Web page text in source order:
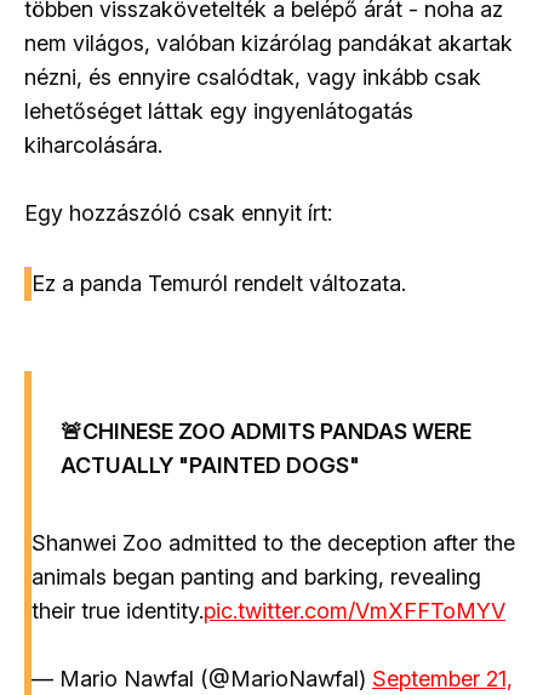
többen visszakövetelték a belépő árát - noha az
nem világos, valóban kizárólag pandákat akartak
nézni, és ennyire csalódtak, vagy inkább csak
lehetőséget láttak egy ingyenlátogatás
kiharcolására.
Egy hozzászóló csak ennyit írt:
Ez a panda Temuról rendelt változata.
🚨CHINESE ZOO ADMITS PANDAS WERE
ACTUALLY "PAINTED DOGS"
Shanwei Zoo admitted to the deception after the
animals began panting and barking, revealing
their true identity.pic.twitter.com/VmXFFToMYV
— Mario Nawfal (@MarioNawfal) September 21,